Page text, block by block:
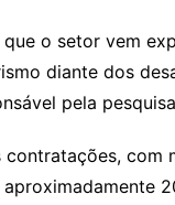
o setor vem
diante dos
pela
com